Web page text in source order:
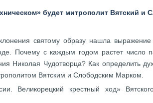
будет митрополит Вятский и
святому образу нашла
Почему с каждым годом растет число
Николая Чудотворца? Как определить
Вятским и Слободским Марком.
крестный ход» Вятского